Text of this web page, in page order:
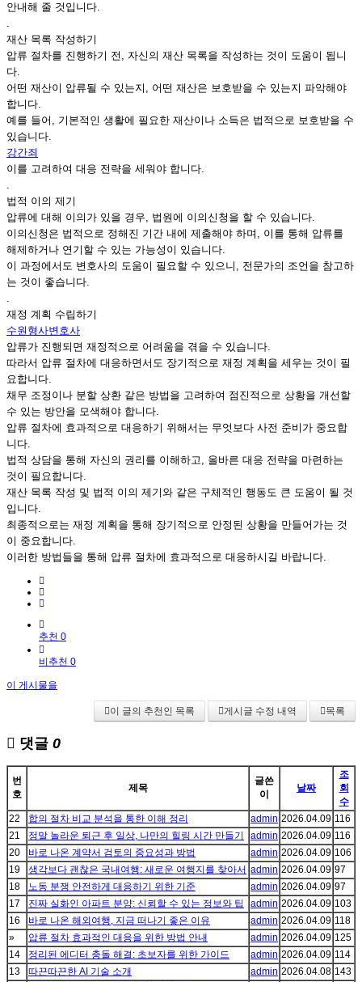
안내해 줄 것입니다.
.
재산 목록 작성하기
압류 절차를 진행하기 전, 자신의 재산 목록을 작성하는 것이 도움이 됩니
다.
어떤 재산이 압류될 수 있는지, 어떤 재산은 보호받을 수 있는지 파악해야
합니다.
예를 들어, 기본적인 생활에 필요한 재산이나 소득은 법적으로 보호받을 수
있습니다.
강간죄
이를 고려하여 대응 전략을 세워야 합니다.
.
법적 이의 제기
압류에 대해 이의가 있을 경우, 법원에 이의신청을 할 수 있습니다.
이의신청은 법적으로 정해진 기간 내에 제출해야 하며, 이를 통해 압류를
해제하거나 연기할 수 있는 가능성이 있습니다.
이 과정에서도 변호사의 도움이 필요할 수 있으니, 전문가의 조언을 참고하
는 것이 좋습니다.
.
재정 계획 수립하기
수원형사변호사
압류가 진행되면 재정적으로 어려움을 겪을 수 있습니다.
따라서 압류 절차에 대응하면서도 장기적으로 재정 계획을 세우는 것이 필
요합니다.
채무 조정이나 분할 상환 같은 방법을 고려하여 점진적으로 상황을 개선할
수 있는 방안을 모색해야 합니다.
압류 절차에 효과적으로 대응하기 위해서는 무엇보다 사전 준비가 중요합
니다.
법적 상담을 통해 자신의 권리를 이해하고, 올바른 대응 전략을 마련하는
것이 필요합니다.
재산 목록 작성 및 법적 이의 제기와 같은 구체적인 행동도 큰 도움이 될 것
입니다.
최종적으로는 재정 계획을 통해 장기적으로 안정된 상황을 만들어가는 것
이 중요합니다.
이러한 방법들을 통해 압류 절차에 효과적으로 대응하시길 바랍니다.
추천 0
비추천 0
이 게시물을
이 글의 추천인 목록 게시글 수정 내역 목록
댓글 0
번
호
제목
글쓴
이
날짜
조
회
수
22
합의 절차 비교 분석을 통한 이해 정리 admin 2026.04.09 116
21
정말 놀라운 퇴근 후 일상, 나만의 힐링 시간 만들기 admin 2026.04.09 116
20
바로 나온 계약서 검토의 중요성과 방법 admin 2026.04.09 106
19
생각보다 괜찮은 국내여행: 새로운 여행지를 찾아서 admin 2026.04.09 97
18
노동 분쟁 안전하게 대응하기 위한 기준 admin 2026.04.09 97
17
진짜 실화인 아파트 분양: 신뢰할 수 있는 정보와 팁 admin 2026.04.09 103
16
바로 나온 해외여행, 지금 떠나기 좋은 이유 admin 2026.04.09 118
»
압류 절차 효과적인 대응을 위한 방법 안내 admin 2026.04.09 125
14
정리된 에디터 충돌 해결: 초보자를 위한 가이드 admin 2026.04.09 114
13
따끈따끈한 AI 기술 소개 admin 2026.04.08 143